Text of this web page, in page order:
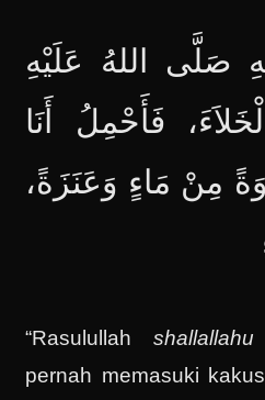
صَلَّى اللهُ عَلَيْهِ
فَأَحْمِلُ أَنَا
مِنْ مَاءٍ وَعَنَزَةً،
“Rasulullah
pernah memasuki